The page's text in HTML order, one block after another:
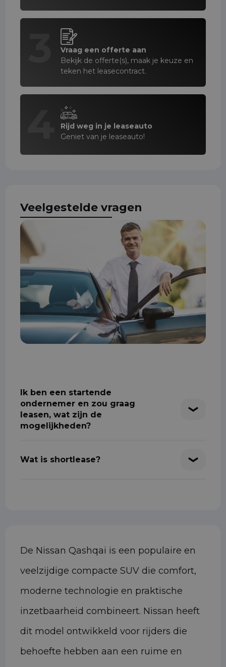
Vraag een offerte aan
Bekijk de offerte(s), maak je keuze en
teken het leasecontract.
Rijd weg in je leaseauto
Geniet van je leaseauto!
Veelgestelde vragen
Ik ben een startende
ondernemer en zou graag
leasen, wat zijn de
mogelijkheden?
Wat is shortlease?
De Nissan Qashqai is een populaire en
veelzijdige compacte SUV die comfort,
moderne technologie en praktische
inzetbaarheid combineert. Nissan heeft
dit model ontwikkeld voor rijders die
behoefte hebben aan een ruime en